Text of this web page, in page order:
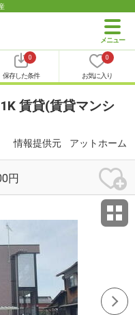
0
保存した条件
0
お気に入り
賃貸(賃貸マンシ
情報提供元 アットホーム
円